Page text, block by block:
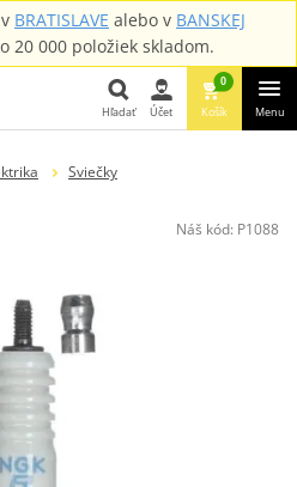
BRATISLAVE alebo v BANSKEJ
20 000 položiek skladom.
Hľadať Účet
0
Košík Menu
Sviečky
Náš kód: P1088